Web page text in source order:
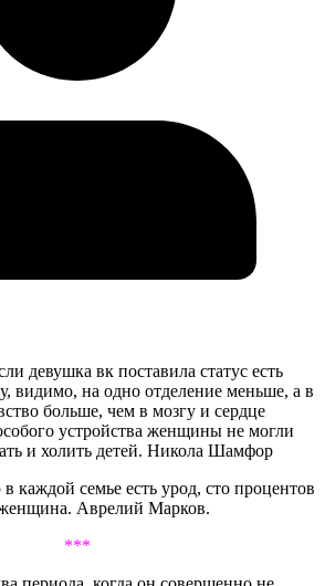
девушка вк поставила статус есть
видимо, на одно отделение меньше, а в
больше, чем в мозгу и сердце
устройства женщины не могли
и холить детей. Никола Шамфор
каждой семье есть урод, сто процентов
Аврелий Марков.
***